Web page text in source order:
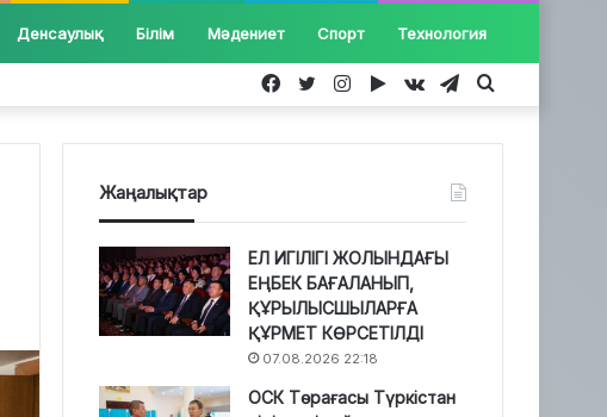
Денсаулық Білім Мәдениет Спорт Технология
Іздеу...
Telegram
vk.com
Google
Instagram
Twitter
Facebook
Жаңалықтар
ЕЛ ИГІЛІГІ ЖОЛЫНДАҒЫ
ЕҢБЕК БАҒАЛАНЫП,
ҚҰРЫЛЫСШЫЛАРҒА
ҚҰРМЕТ КӨРСЕТІЛДІ
07.08.2026 22:18
ОСК Төрағасы Түркістан